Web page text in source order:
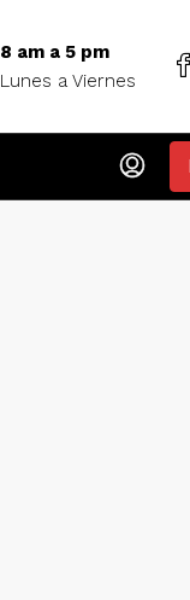
8 am a 5 pm
Lunes a Viernes